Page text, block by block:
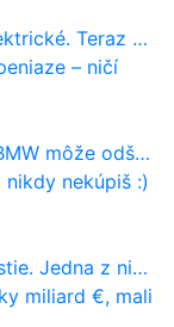
nový osemvalcový motor
– ničí
nový trend
nekúpiš :)
nečakane výrazný nárast
miliard €, mali